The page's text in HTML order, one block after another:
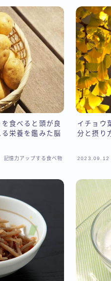
食べると頭が良
栄養を鑑みた脳
記憶力アップする食べ物
イチョウ
分と摂り
2023.09.12